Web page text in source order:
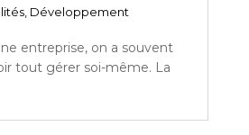
, Développement
entreprise, on a souvent
tout gérer soi-même. La